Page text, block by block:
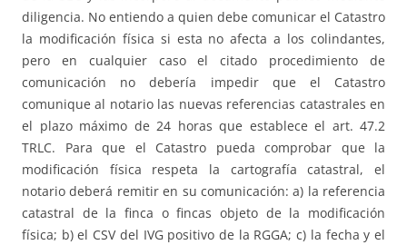
diligencia. No entiendo a quien debe comunicar el Catastro
la modificación física si esta no afecta a los colindantes,
pero en cualquier caso el citado procedimiento de
comunicación no debería impedir que el Catastro
comunique al notario las nuevas referencias catastrales en
el plazo máximo de 24 horas que establece el art. 47.2
TRLC. Para que el Catastro pueda comprobar que la
modificación física respeta la cartografía catastral, el
notario deberá remitir en su comunicación: a) la referencia
catastral de la finca o fincas objeto de la modificación
física; b) el CSV del IVG positivo de la RGGA; c) la fecha y el